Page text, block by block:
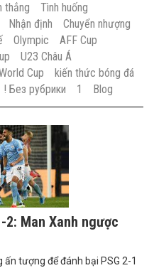
thắng
Tình huống
Nhận định
Chuyển nhượng
Olympic
AFF Cup
U23 Châu Á
Cup
kiến thức bóng đá
! Без рубрики 1 Blog
2: Man Xanh ngược
tượng để đánh bại PSG 2-1